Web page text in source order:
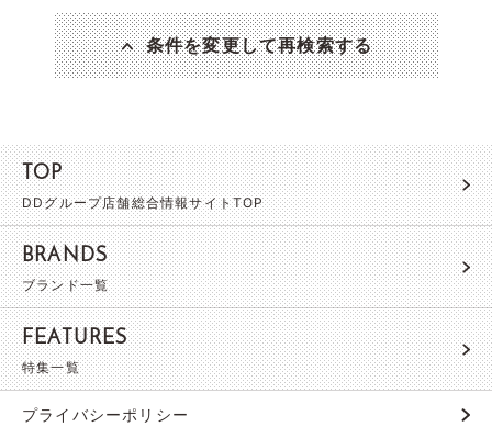
条件を変更して再検索する
TOP
DDグループ店舗総合情報サイトTOP
BRANDS
ブランド一覧
FEATURES
特集一覧
プライバシーポリシー